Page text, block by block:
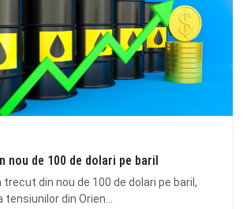
nou de 100 de dolari pe baril
din nou de 100 de dolari pe baril,
din Orien...